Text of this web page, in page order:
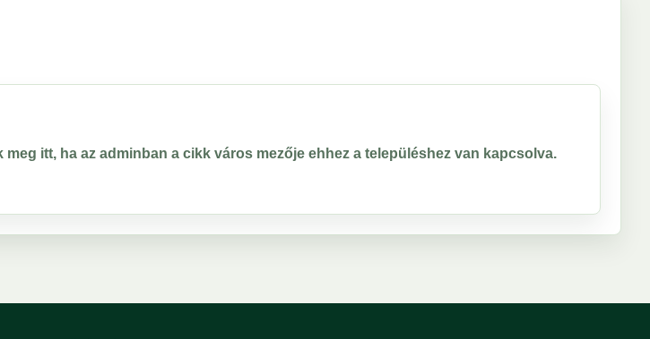
itt, ha az adminban a cikk város mezője ehhez a településhez van kapcsolva.